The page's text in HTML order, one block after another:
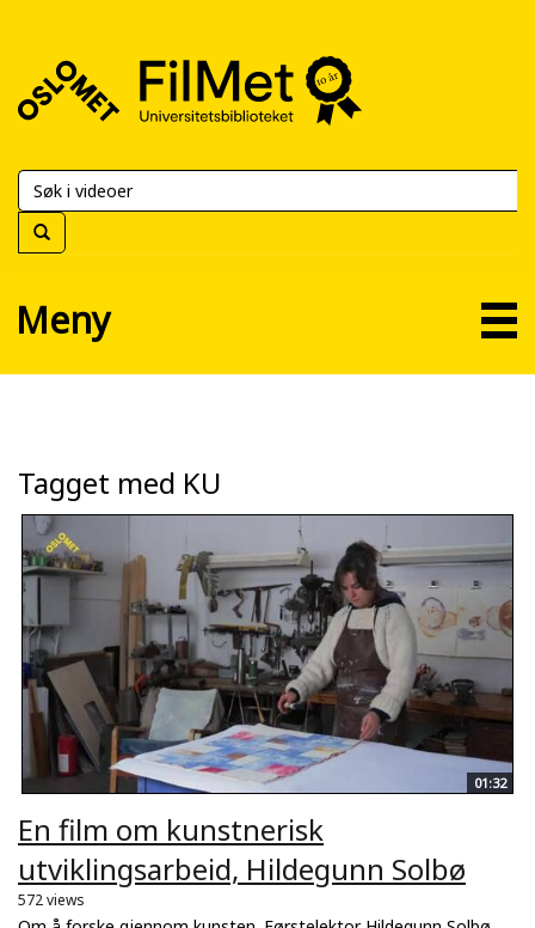
FilMet
Universitetsbiblioteket
Meny
Tagget med KU
01:32
En film om kunstnerisk
utviklingsarbeid, Hildegunn Solbø
572 views